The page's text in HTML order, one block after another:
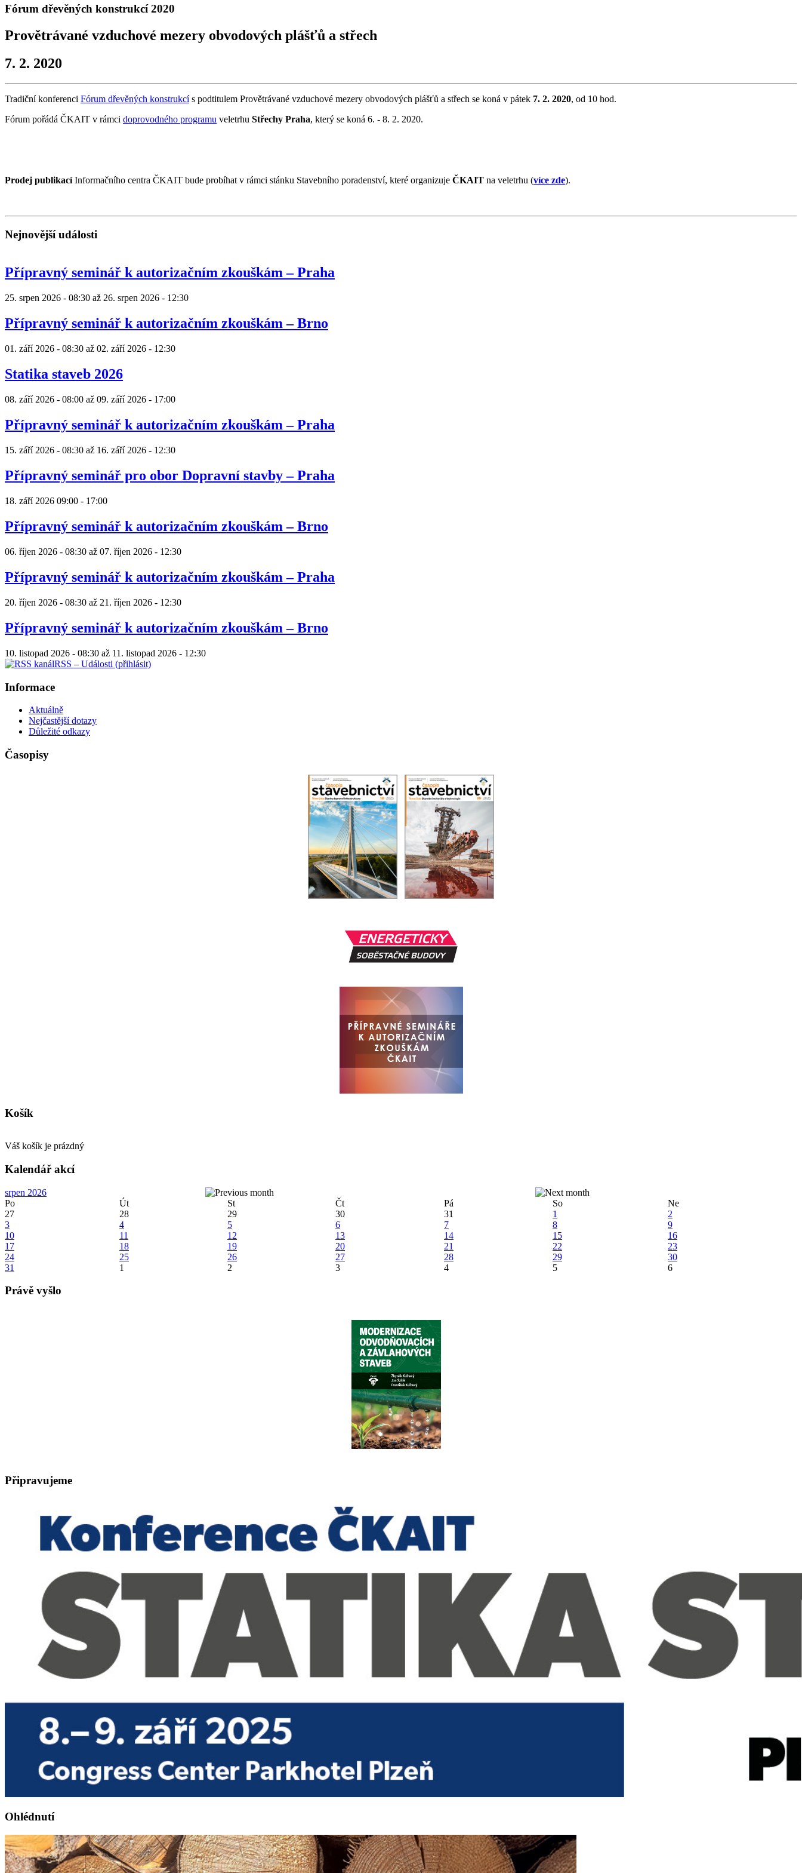
Fórum dřevěných konstrukcí 2020
Provětrávané vzduchové mezery obvodových plášťů a střech
7. 2. 2020
Tradiční konferenci Fórum dřevěných konstrukcís podtitulem Provětrávané vzduchové mezery obvodových plášťů a střech se koná v pátek 7. 2. 2020, od 10 hod.
Fórum pořádá ČKAIT v rámci doprovodného programu veletrhu Střechy Praha, který se koná 6. - 8. 2. 2020.
Prodej publikacíInformačního centra ČKAIT bude probíhat v rámci stánku Stavebního poradenství, které organizuje ČKAIT na veletrhu (více zde).
Nejnovější události
Přípravný seminář k autorizačním zkouškám – Praha
25. srpen 2026 - 08:30 až 26. srpen 2026 - 12:30
Přípravný seminář k autorizačním zkouškám – Brno
01. září 2026 - 08:30 až 02. září 2026 - 12:30
Statika staveb 2026
08. září 2026 - 08:00 až 09. září 2026 - 17:00
Přípravný seminář k autorizačním zkouškám – Praha
15. září 2026 - 08:30 až 16. září 2026 - 12:30
Přípravný seminář pro obor Dopravní stavby – Praha
18. září 2026 09:00 - 17:00
Přípravný seminář k autorizačním zkouškám – Brno
06. říjen 2026 - 08:30 až 07. říjen 2026 - 12:30
Přípravný seminář k autorizačním zkouškám – Praha
20. říjen 2026 - 08:30 až 21. říjen 2026 - 12:30
Přípravný seminář k autorizačním zkouškám – Brno
10. listopad 2026 - 08:30 až 11. listopad 2026 - 12:30
RSS – Události (přihlásit)
Informace
Aktuálně
Nejčastější dotazy
Důležité odkazy
Časopisy
Košík
Váš košík je prázdný
Kalendář akcí
srpen 2026
Po
Út St Čt Pá So
Ne
27
28 29 30 31 1
2
3
4 5 6 7 8
9
10
11 12 13 14 15
16
17
18 19 20 21 22
23
24
25 26 27 28 29
30
31
1 2 3 4 5 6
Právě vyšlo
Připravujeme
Ohlédnutí